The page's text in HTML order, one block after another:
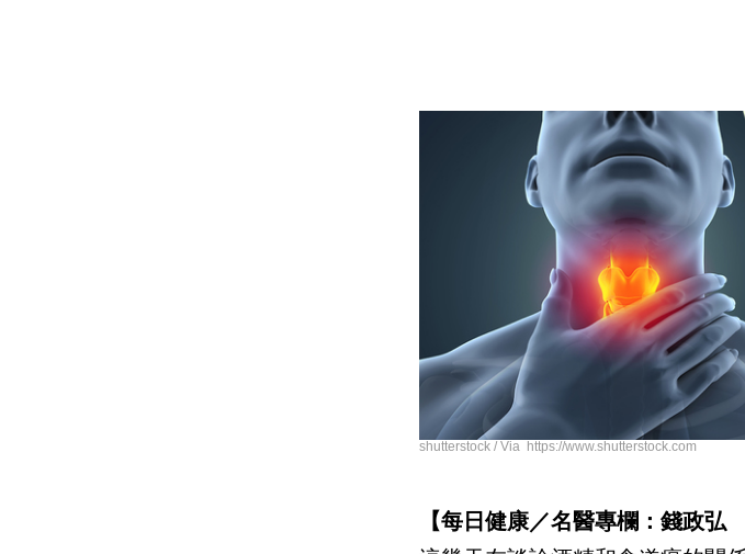
shutterstock / Via https://www.shutterstock.com
【每日健康／名醫專欄：錢政弘